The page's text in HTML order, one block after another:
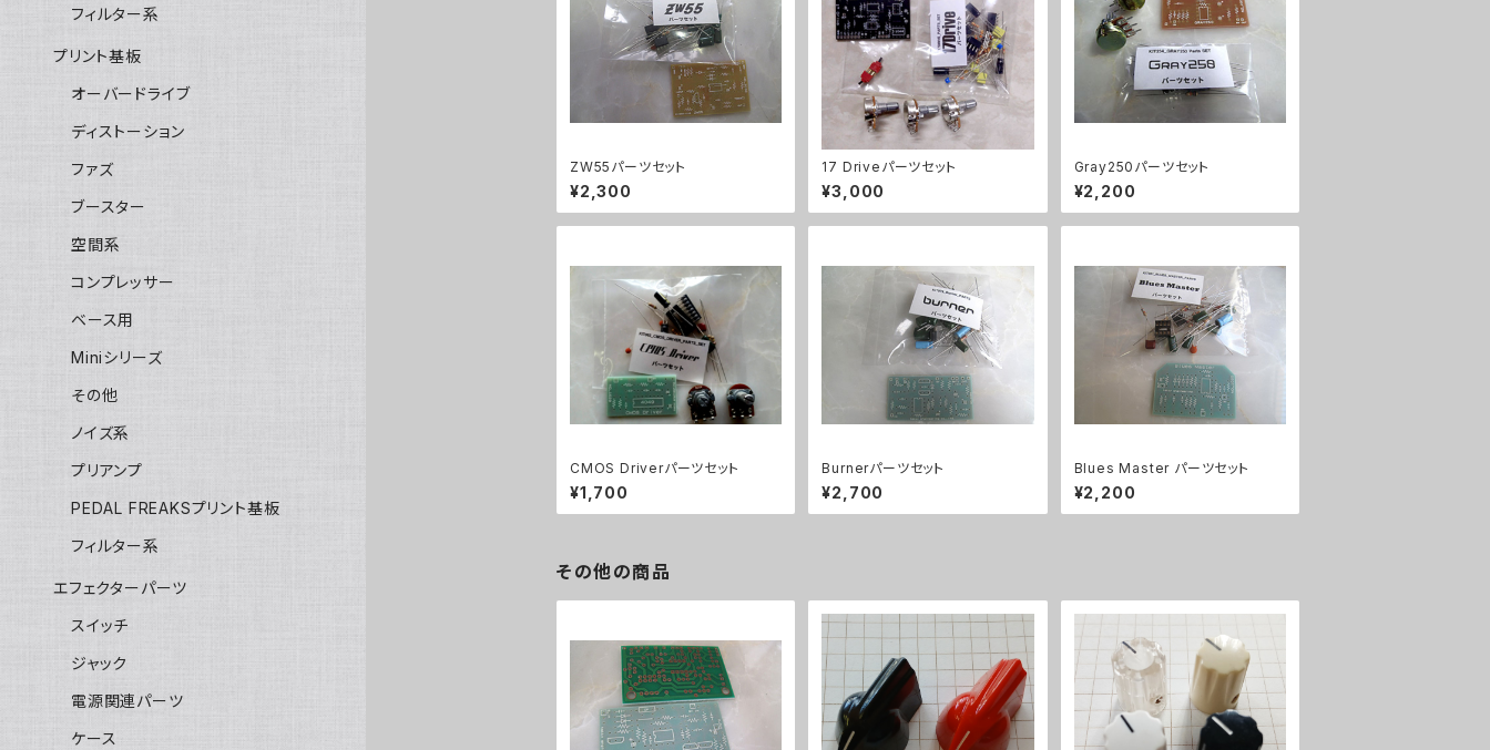
ZW55パーツセット
¥2,300
17 Driveパーツセット
¥3,000
Gray250パーツセット
¥2,200
CMOS Driverパーツセット
¥1,700
Burnerパーツセット
¥2,700
Blues Master パーツセット
¥2,200
その他の商品
フィルター系
プリント基板
オーバードライブ
ディストーション
ファズ
ブースター
空間系
コンプレッサー
ベース用
Miniシリーズ
その他
ノイズ系
プリアンプ
PEDAL FREAKSプリント基板
フィルター系
エフェクターパーツ
スイッチ
ジャック
電源関連パーツ
ケース